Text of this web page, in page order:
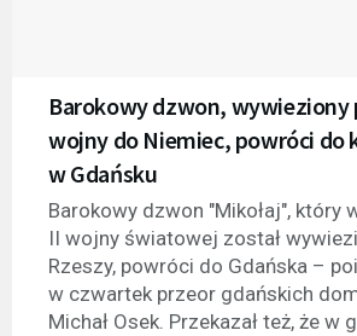
Barokowy dzwon, wywieziony
wojny do Niemiec, powróci do
w Gdańsku
Barokowy dzwon "Mikołaj", który
II wojny światowej został
Rzeszy, powróci do Gdańska –
w czwartek przeor gdańskich
Michał Osek. Przekazał też, że w